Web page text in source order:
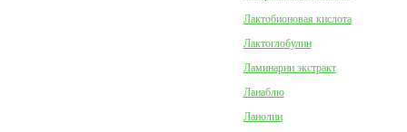
Лактобионовая кислота
Лактоглобулин
Ламинарии экстракт
Ланаблю
Ланолин